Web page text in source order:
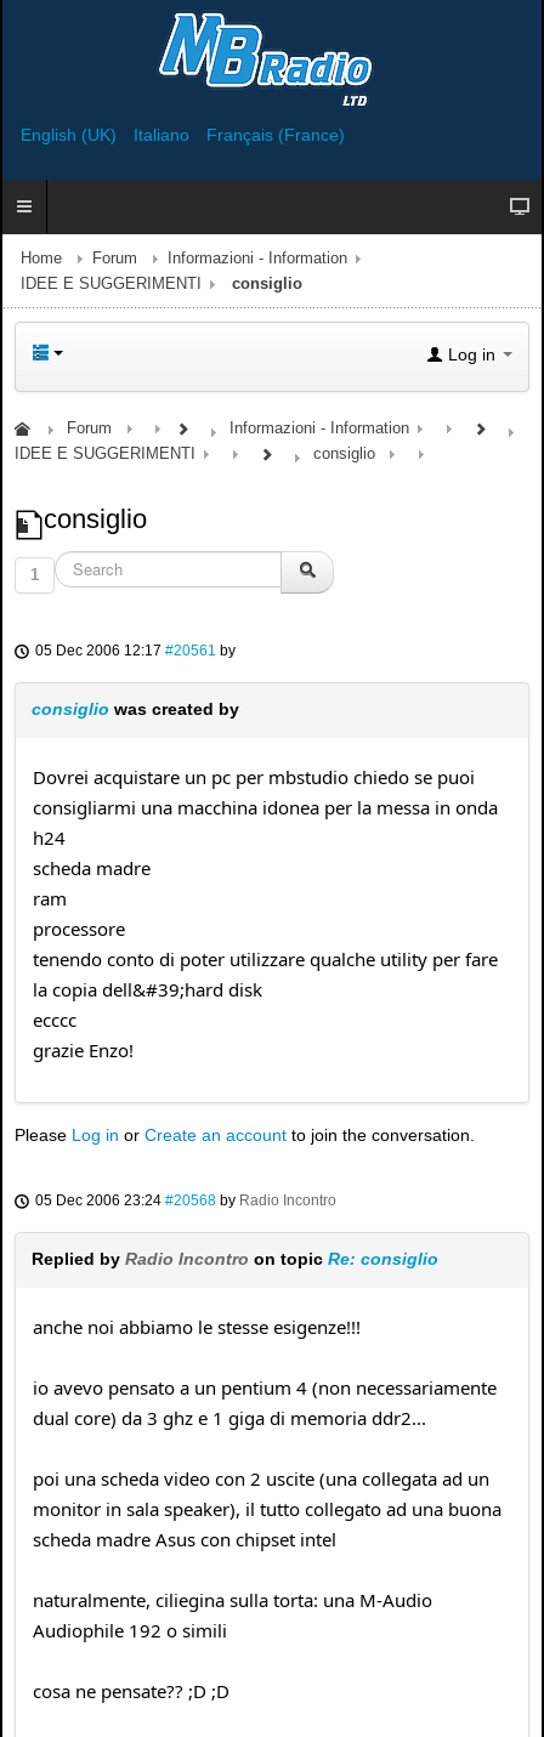
English (UK) Italiano Français (France)
Home Forum
Informazioni - Information
IDEE E SUGGERIMENTI
consiglio
Log in
Forum
Informazioni - Information
IDEE E SUGGERIMENTI
consiglio
consiglio
1
05 Dec 2006 12:17 #20561 by
consiglio was created by
Dovrei acquistare un pc per mbstudio chiedo se puoi
consigliarmi una macchina idonea per la messa in onda
h24
scheda madre
ram
processore
tenendo conto di poter utilizzare qualche utility per fare
la copia dell&#39;hard disk
ecccc
grazie Enzo!
Please Log in or Create an account to join the conversation.
05 Dec 2006 23:24 #20568 by Radio Incontro
Replied by Radio Incontro on topic Re: consiglio
anche noi abbiamo le stesse esigenze!!!
io avevo pensato a un pentium 4 (non necessariamente
dual core) da 3 ghz e 1 giga di memoria ddr2...
poi una scheda video con 2 uscite (una collegata ad un
monitor in sala speaker), il tutto collegato ad una buona
scheda madre Asus con chipset intel
naturalmente, ciliegina sulla torta: una M-Audio
Audiophile 192 o simili
cosa ne pensate?? ;D ;D